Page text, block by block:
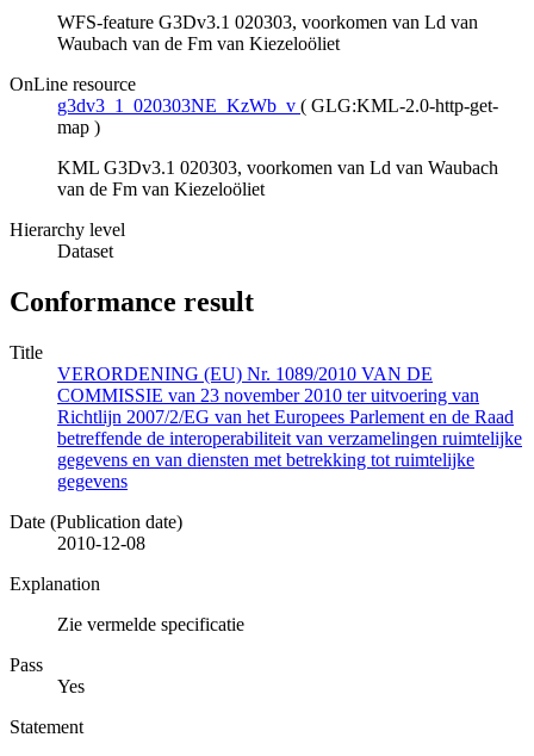
WFS-feature G3Dv3.1 020303, voorkomen van Ld van
Waubach van de Fm van Kiezeloöliet
OnLine resource
g3dv3_1_020303NE_KzWb_v ( GLG:KML-2.0-http-get-
map )
KML G3Dv3.1 020303, voorkomen van Ld van Waubach
van de Fm van Kiezeloöliet
Hierarchy level
Dataset
Conformance result
Title
VERORDENING (EU) Nr. 1089/2010 VAN DE
COMMISSIE van 23 november 2010 ter uitvoering van
Richtlijn 2007/2/EG van het Europees Parlement en de Raad
betreffende de interoperabiliteit van verzamelingen ruimtelijke
gegevens en van diensten met betrekking tot ruimtelijke
gegevens
Date (Publication date)
2010-12-08
Explanation
Zie vermelde specificatie
Pass
Yes
Statement